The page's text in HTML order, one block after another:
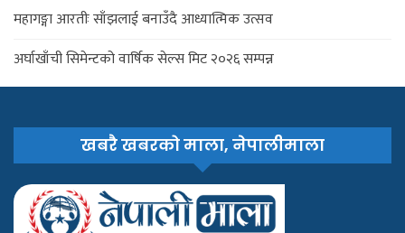
महागङ्गा आरतीः साँझलाई बनाउँदै आध्यात्मिक उत्सव
अर्घाखाँची सिमेन्टको वार्षिक सेल्स मिट २०२६ सम्पन्न
खबरै खबरको माला, नेपालीमाला